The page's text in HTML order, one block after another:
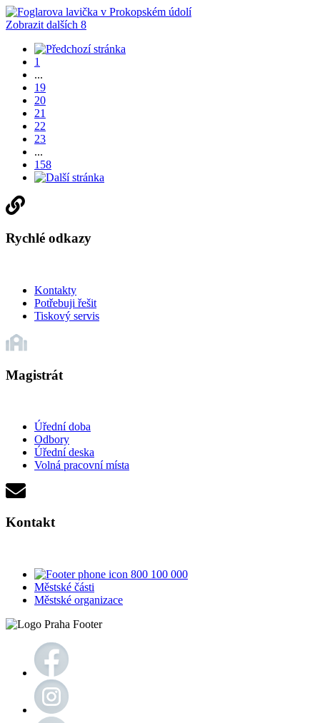
Zobrazit dalších 8
1
...
19
20
21
22
23
...
158
Rychlé odkazy
Kontakty
Potřebuji řešit
Tiskový servis
Magistrát
Úřední doba
Odbory
Úřední deska
Volná pracovní místa
Kontakt
800 100 000
Městské části
Městské organizace